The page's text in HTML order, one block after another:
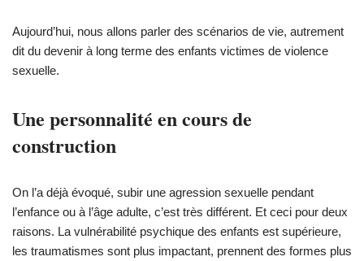
Aujourd’hui, nous allons parler des scénarios de vie, autrement
dit du devenir à long terme des enfants victimes de violence
sexuelle.
Une personnalité en cours de
construction
On l’a déjà évoqué, subir une agression sexuelle pendant
l’enfance ou à l’âge adulte, c’est très différent. Et ceci pour deux
raisons. La vulnérabilité psychique des enfants est supérieure,
les traumatismes sont plus impactant, prennent des formes plus